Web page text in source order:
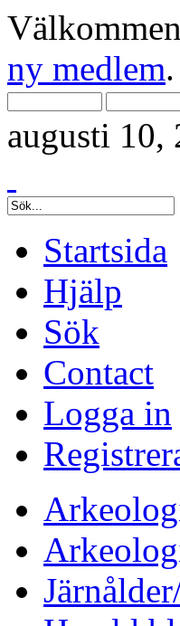
Välkommen
ny medlem.
augusti 10,
Startsida
Hjälp
Sök
Contact
Logga in